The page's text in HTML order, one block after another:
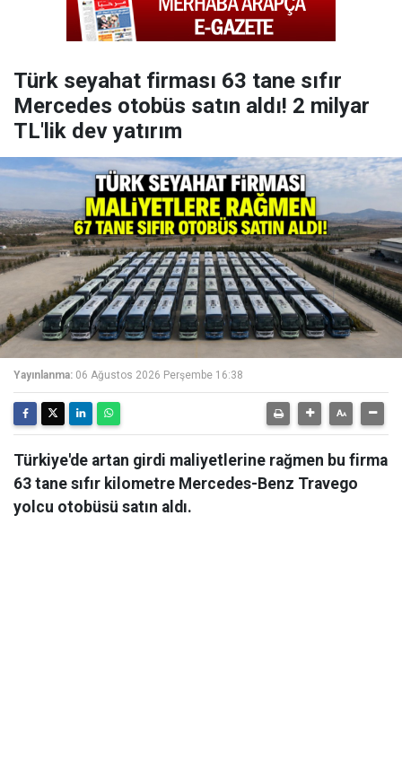
Türk seyahat firması 63 tane sıfır
Mercedes otobüs satın aldı! 2 milyar
TL'lik dev yatırım
Yayınlanma: 06 Ağustos 2026 Perşembe 16:38
Türkiye'de artan girdi maliyetlerine rağmen bu firma
63 tane sıfır kilometre Mercedes-Benz Travego
yolcu otobüsü satın aldı.